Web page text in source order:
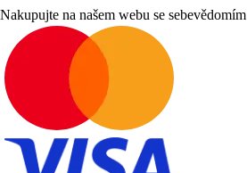
Nakupujte na našem webu se sebevědomím